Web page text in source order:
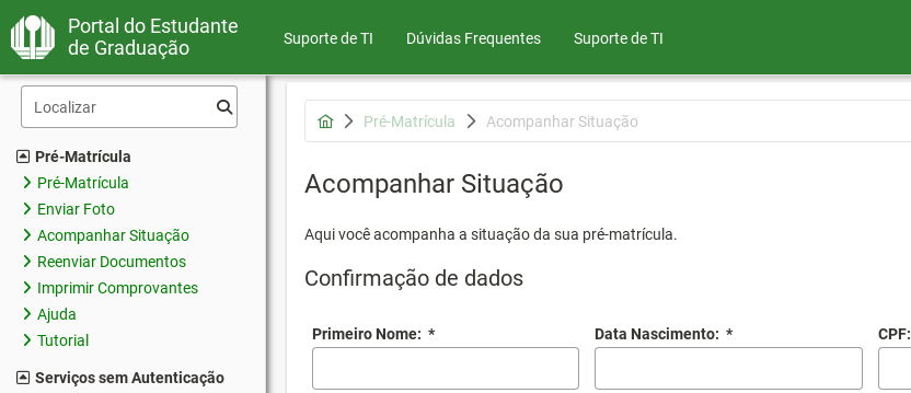
Portal do Estudante
de Graduação
Suporte de TI Dúvidas Frequentes Suporte de TI
Pré-Matrícula
Pré-Matrícula
Enviar Foto
Acompanhar Situação
Reenviar Documentos
Imprimir Comprovantes
Ajuda
Tutorial
Serviços sem Autenticação
Pré-Matrícula Acompanhar Situação
Acompanhar Situação
Aqui você acompanha a situação da sua pré-matrícula.
Confirmação de dados
Primeiro Nome: * Data Nascimento: * CPF: